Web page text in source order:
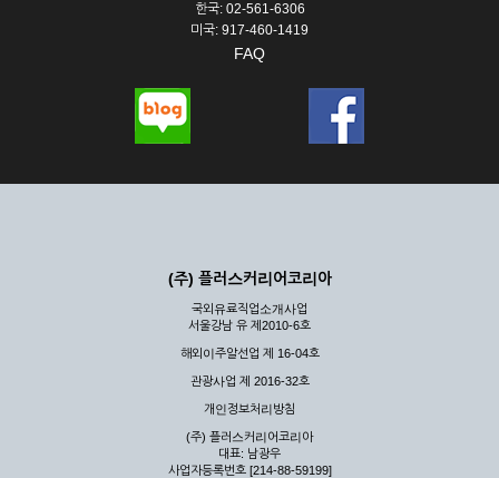
③ 기타 회사는 서비스를 제공할 수 없는 합당한 사유가 발생한
④ 회사는 제 2항 및 제 3항의 사유로 서비스의 제공이 일시적
여 배상하지 않습니다.
제3장 권리 및 의무
공할 수 있도록 최선의 노력을 다하여야 합니다.
게 누설, 배포하여서는 안됩니다. 다만, 관계법령에 의하여 국가
기관 등의 합법적인 요구가 있는 경우에는 해당 되지 않습니다.
③ 회사는 이용자로부터 제기되는 의견이나 불만이 정당하다고
인정할 경우에는 즉시 처리하여야 하며, 즉시 처리가 곤란한 경
우 그 처리를 위해 노력해야 합니다.
제7조 (회원의 의무)
① 회원은 ID와 비밀 번호에 관한 모든 관리의 책임이 있으며
한국: 02-561-6306
미국: 917-460-1419
FAQ
(주) 플러스커리어코리아
국외유료직업소개사업
서울강남 유 제2010-6호
해외이주알선업 제 16-04호
관광사업 제 2016-32호
개인정보처리방침
(주) 플러스커리어코리아
대표: 남광우
사업자등록번호 [214-88-59199]